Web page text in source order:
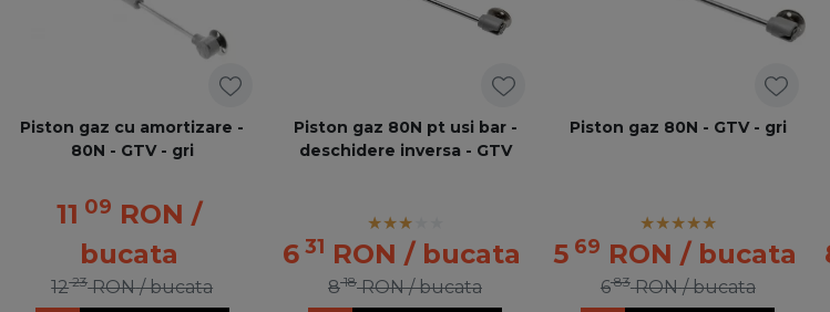
Piston gaz cu amortizare -
80N - GTV - gri
11 09 RON /
bucata
1223 RON / bucata
Piston gaz 80N pt usi bar -
deschidere inversa - GTV
6 31 RON / bucata
818 RON / bucata
Piston gaz 80N - GTV - gri
5 69 RON / bucata
683 RON / bucata